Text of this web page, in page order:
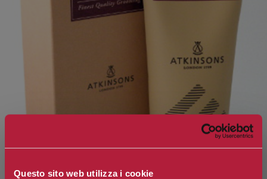
Questo sito web utilizza i cookie